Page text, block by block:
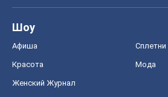
Шоу
Афиша Сплетни
Красота Мода
Женский Журнал